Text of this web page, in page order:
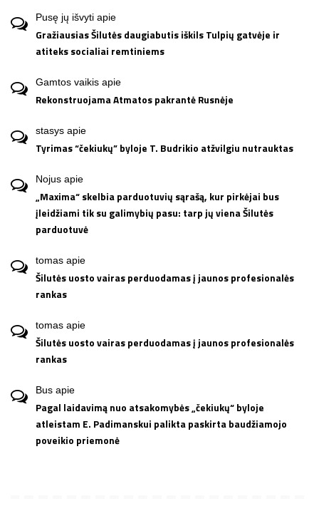
Pusę jų išvyti apie
Gražiausias Šilutės daugiabutis iškils Tulpių gatvėje ir
atiteks socialiai remtiniems
Gamtos vaikis apie
Rekonstruojama Atmatos pakrantė Rusnėje
stasys apie
Tyrimas “čekiukų” byloje T. Budrikio atžvilgiu nutrauktas
Nojus apie
„Maxima“ skelbia parduotuvių sąrašą, kur pirkėjai bus
įleidžiami tik su galimybių pasu: tarp jų viena Šilutės
parduotuvė
tomas apie
Šilutės uosto vairas perduodamas į jaunos profesionalės
rankas
tomas apie
Šilutės uosto vairas perduodamas į jaunos profesionalės
rankas
Bus apie
Pagal laidavimą nuo atsakomybės „čekiukų“ byloje
atleistam E. Padimanskui palikta paskirta baudžiamojo
poveikio priemonė